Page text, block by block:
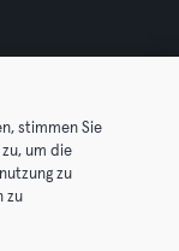
reserved.
stimmen Sie
um die
zu
zu